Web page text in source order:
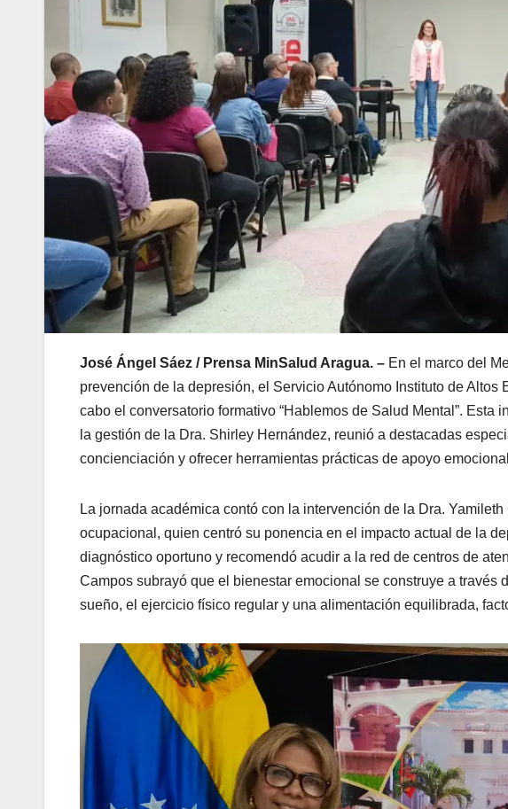
José Ángel Sáez / Prensa MinSalud Aragua. – En el marco del
prevención de la depresión, el Servicio Autónomo Instituto de Altos
cabo el conversatorio formativo “Hablemos de Salud Mental”.
la gestión de la Dra. Shirley Hernández, reunió a destacadas
concienciación y ofrecer herramientas prácticas de apoyo
La jornada académica contó con la intervención de la Dra.
ocupacional, quien centró su ponencia en el impacto actual de la
diagnóstico oportuno y recomendó acudir a la red de centros de
Campos subrayó que el bienestar emocional se construye a través
sueño, el ejercicio físico regular y una alimentación equilibrada,